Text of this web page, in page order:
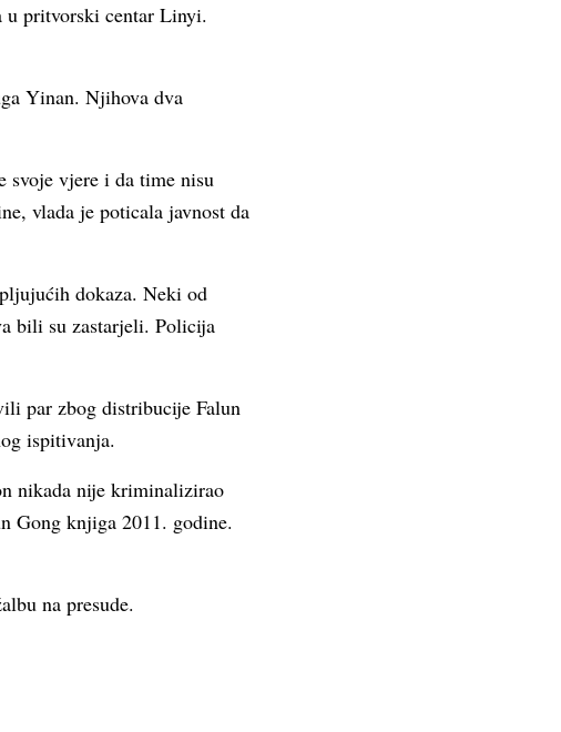
u pritvorski centar Linyi.
Yinan. Njihova dva
svoje vjere i da time nisu
vlada je poticala javnost da
dokaza. Neki od
bili su zastarjeli. Policija
par zbog distribucije Falun
ispitivanja.
nikada nije kriminalizirao
Gong knjiga 2011. godine.
na presude.